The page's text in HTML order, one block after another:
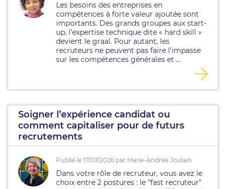
Les besoins des entreprises en
compétences à forte valeur ajoutée sont
importants. Des grands groupes aux start-
up, l’expertise technique dite « hard skill »
devient le graal. Pour autant, les
recruteurs ne peuvent pas faire l’impasse
sur les compétences générales et ...
Soigner l’expérience candidat ou
comment capitaliser pour de futurs
recrutements
Publié le 17/07/2026 par Marie-Andrée Joulain
Dans votre rôle de recruteur, vous avez le
choix entre 2 postures : le "fast recruteur"